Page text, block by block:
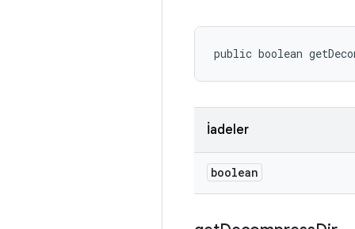
public boolean
İadeler
boolean